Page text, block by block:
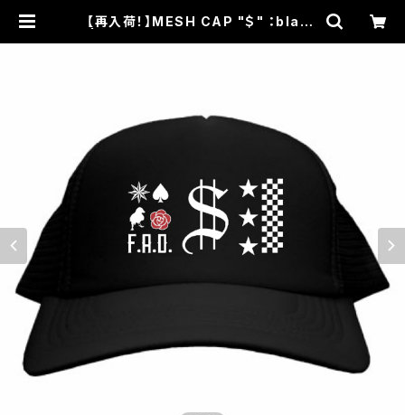
【再入荷！】MESH CAP "＄" ：black